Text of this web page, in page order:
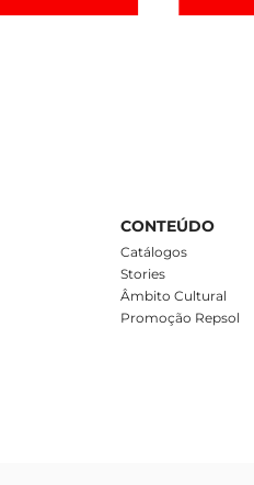
CONTEÚDO
Catálogos
Stories
Âmbito Cultural
Promoção Repsol